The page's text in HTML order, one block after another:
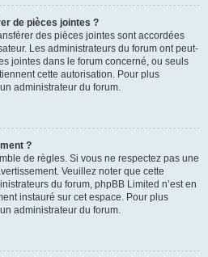
de pièces jointes ?
des pièces jointes sont accordées
Les administrateurs du forum ont peut-
jointes dans le forum concerné, ou seuls
cette autorisation. Pour plus
administrateur du forum.
?
de règles. Si vous ne respectez pas une
Veuillez noter que cette
du forum, phpBB Limited n’est en
instauré sur cet espace. Pour plus
administrateur du forum.